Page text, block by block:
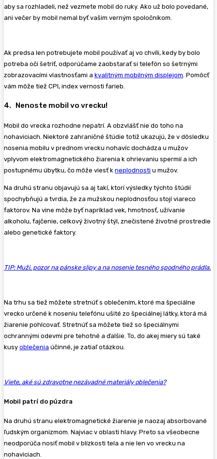
aby sa rozhladeli, než vezmete mobil do ruky. Ako už bolo povedané,
ani večer by mobil nemal byť vašim verným spoločníkom.
Ak predsa len potrebujete mobil používať aj vo chvíli, kedy by bolo
potreba oči šetriť, odporúčame zaobstarať si telefón so šetrnými
zobrazovacími vlastnosťami a kvalitným mobilným displejom. Pomôcť
vám môže tiež CPI, index vernosti farieb.
4. Nenoste mobil vo vrecku!
Mobil do vrecka rozhodne nepatrí. A obzvlášť nie do toho na
nohaviciach. Niektoré zahraničné štúdie totiž ukazujú, že v dôsledku
nosenia mobilu v prednom vrecku nohavíc dochádza u mužov
vplyvom elektromagnetického žiarenia k ohrievaniu spermií a ich
postupnému úbytku, čo môže viesť k neplodnosti u mužov.
Na druhú stranu objavujú sa aj takí, ktorí výsledky týchto štúdií
spochybňujú a tvrdia, že za mužskou neplodnosťou stojí viareco
faktorov. Na vine môže byť napríklad vek, hmotnosť, užívanie
alkoholu, fajčenie, celkový životný štýl, znečistené životné prostredie
alebo genetické faktory.
TIP: Muži, pozor na pánske slipy a na nosenie tesného spodného prádla.
Na trhu sa tiež môžete stretnúť s oblečením, ktoré ma špeciálne
vrecko určené k noseniu telefónu ušité zo špeciálnej látky, ktorá má
žiarenie pohlcovať. Stretnúť sa môžete tiež so špeciálnymi
ochrannými odevmi pre tehotné a ďalšie. To, do akej miery sú také
kusy oblečenia účinné, je zatiaľ otázkou.
Viete, aké sú zdravotne nezávadné materiály oblečenia?
Mobil patrí do púzdra
Na druhú stranu elektromagnetické žiarenie je naozaj absorbované
ľudským organizmom. Najviac v oblasti hlavy. Preto sa všeobecne
neodporúča nosiť mobil v blízkosti tela a nie len vo vrecku na
nohaviciach.